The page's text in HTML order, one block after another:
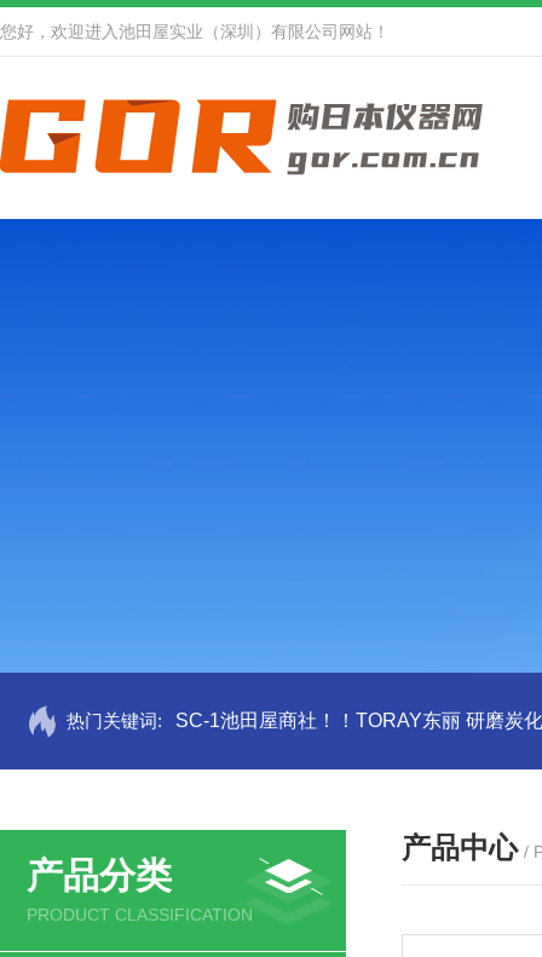
您好，欢迎进入池田屋实业（深圳）有限公司网站！
热门关键词: SC-1池田屋商社！！TORAY东丽 研磨炭
产品分类
PRODUCT CLASSIFICATION
产品中心 /